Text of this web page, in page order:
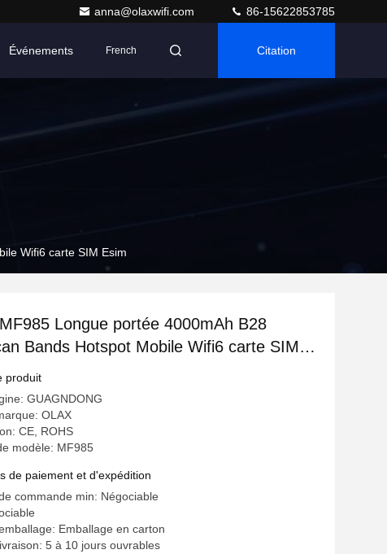
anna@olaxwifi.com 86-15622853785
Événements French Citation
Wifi6 carte SIM Esim
Longue portée 4000mAh B28
Bands Hotspot Mobile Wifi6 carte SIM
produit
GUAGNDONG
OLAX
CE, ROHS
modèle: MF985
de paiement et d'expédition
commande min: Négociable
Emballage en carton
5 à 10 jours ouvrables